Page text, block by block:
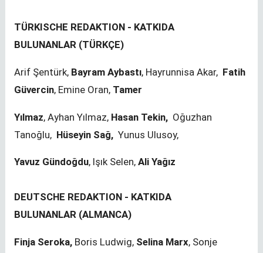
TÜRKISCHE REDAKTION - KATKIDA
BULUNANLAR (TÜRKÇE)
Arif Şentürk, Bayram Aybastı, Hayrunnisa Akar, Fatih
Güvercin, Emine Oran, Tamer
Yılmaz, Ayhan Yılmaz, Hasan Tekin, Oğuzhan
Tanoğlu, Hüseyin Sağ, Yunus Ulusoy,
Yavuz Gündoğdu, Işık Selen, Ali Yağız
DEUTSCHE REDAKTION - KATKIDA
BULUNANLAR (ALMANCA)
Finja Seroka, Boris Ludwig, Selina Marx, Sonje